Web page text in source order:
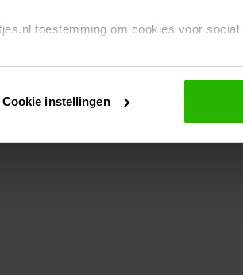
toestemming om cookies voor
cookies worden geplaatst. Je kunt je
Cookie instellingen